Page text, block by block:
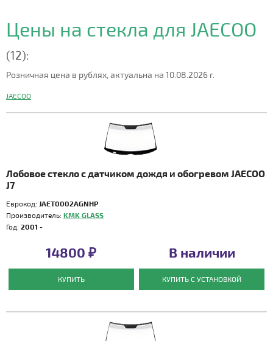
Цены на стекла для JAECOO
(12):
Розничная цена в рублях, актуальна на 10.08.2026 г.
JAECOO
Лобовое стекло с датчиком дождя и обогревом JAECOO
J7
Еврокод: JAET0002AGNHP
Производитель: KMK GLASS
Год: 2001 -
14800 ₽
КУПИТЬ
В наличии
КУПИТЬ С УСТАНОВКОЙ